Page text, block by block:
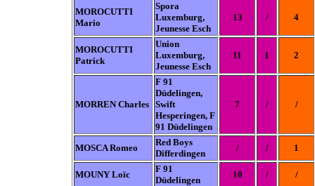
MOROCUTTI
Mario
Spora
Luxemburg,
Jeunesse Esch
13 / 4
MOROCUTTI
Patrick
Union
Luxemburg,
Jeunesse Esch
11 1 2
MORREN Charles
F 91
Düdelingen,
Swift
Hesperingen, F
91 Düdelingen
7 / /
MOSCA Romeo
Red Boys
Differdingen
/ / 1
MOUNY Loïc
F 91
Düdelingen
10 / /